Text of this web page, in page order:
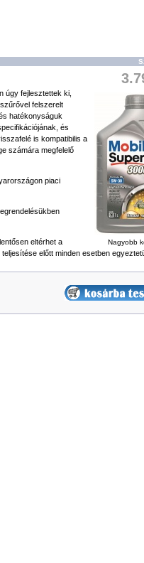
Nagyobb
úgy fejlesztettek ki,
felszerelt
hatékonyságuk
és
is kompatibilis a
számára megfelelő
piaci
eltérhet a
előtt minden esetben